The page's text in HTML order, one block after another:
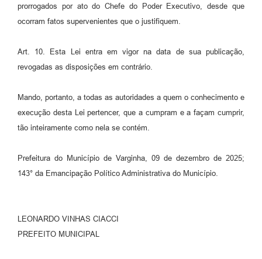
prorrogados por ato do Chefe do Poder Executivo, desde que
ocorram fatos supervenientes que o justifiquem.
Art. 10. Esta Lei entra em vigor na data de sua publicação,
revogadas as disposições em contrário.
Mando, portanto, a todas as autoridades a quem o conhecimento e
execução desta Lei pertencer, que a cumpram e a façam cumprir,
tão inteiramente como nela se contém.
Prefeitura do Município de Varginha, 09 de dezembro de 2025;
143° da Emancipação Político Administrativa do Município.
LEONARDO VINHAS CIACCI
PREFEITO MUNICIPAL